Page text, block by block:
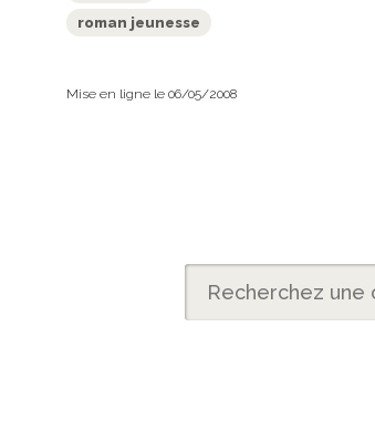
roman jeunesse
Mise en ligne le 06/05/2008